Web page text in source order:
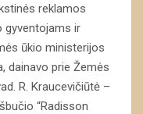
reklamos
gyventojams ir
ūkio ministerijos
dainavo prie Žemės
R. Kraucevičiūtė –
“Radisson